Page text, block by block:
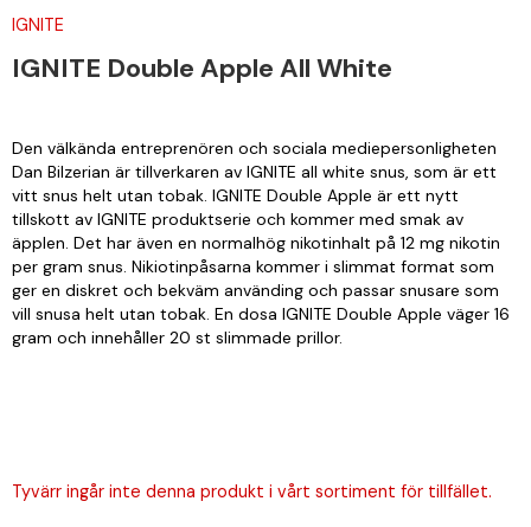
IGNITE
IGNITE Double Apple All White
Den välkända entreprenören och sociala mediepersonligheten
Dan Bilzerian är tillverkaren av IGNITE all white snus, som är ett
vitt snus helt utan tobak. IGNITE Double Apple är ett nytt
tillskott av IGNITE produktserie och kommer med smak av
äpplen. Det har även en normalhög nikotinhalt på 12 mg nikotin
per gram snus. Nikiotinpåsarna kommer i slimmat format som
ger en diskret och bekväm använding och passar snusare som
vill snusa helt utan tobak. En dosa IGNITE Double Apple väger 16
gram och innehåller 20 st slimmade prillor.
Tyvärr ingår inte denna produkt i vårt sortiment för tillfället.